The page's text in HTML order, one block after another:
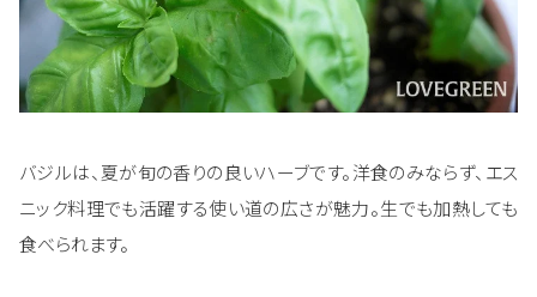
バジルは、夏が旬の香りの良いハーブです。洋食のみならず、エス
ニック料理でも活躍する使い道の広さが魅力。生でも加熱しても
食べられます。